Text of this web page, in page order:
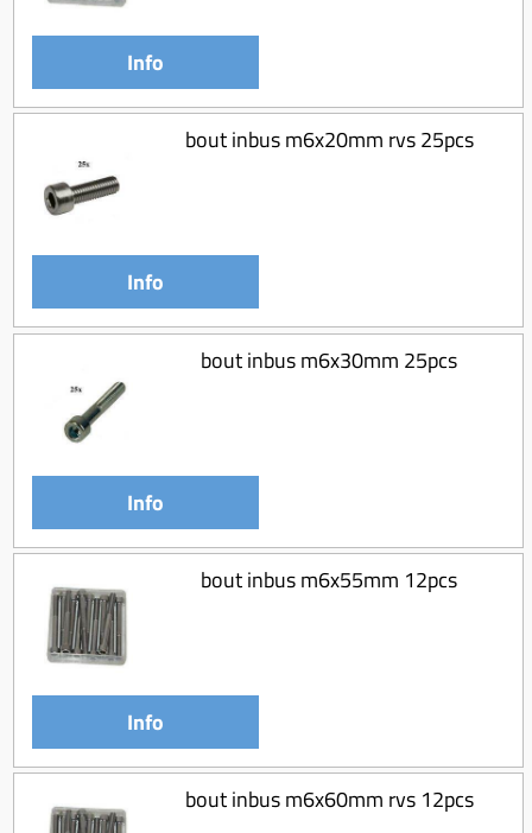
Info
bout inbus m6x20mm rvs 25pcs
Info
bout inbus m6x30mm 25pcs
Info
bout inbus m6x55mm 12pcs
Info
bout inbus m6x60mm rvs 12pcs